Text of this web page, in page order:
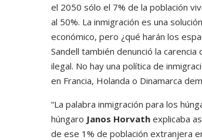
el 2050 sólo el 7% de la población
al 50%. La inmigración es una
económico, pero ¿qué harán los
Sandell también denunció la
ilegal. No hay una política de
en Francia, Holanda o Dinamarca
“La palabra inmigración para los
húngaro Janos Horvath explicaba
de ese 1% de población extranjera